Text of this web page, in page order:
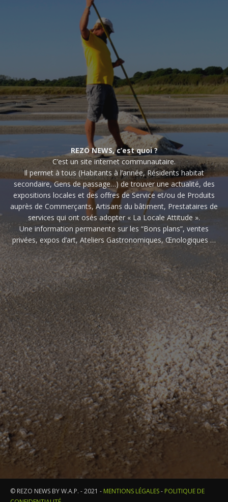
REZO NEWS, c’est quoi ?
C’est un site internet communautaire.
Il permet à tous (Habitants à l’année, Résidents habitat
secondaire, Gens de passage…) de trouver une actualité, des
expositions locales et des offres de Service et/ou de Produits
auprès de Commerçants, Artisans du bâtiment, Prestataires de
services qui ont osés adopter « La Locale Attitude ».
Une information permanente sur les “Bons plans”, ventes
privées, expos d’art, Ateliers Gastronomiques, Œnologiques …
© REZO NEWS BY W.A.P. - 2021 - MENTIONS LÉGALES- POLITIQUE DE